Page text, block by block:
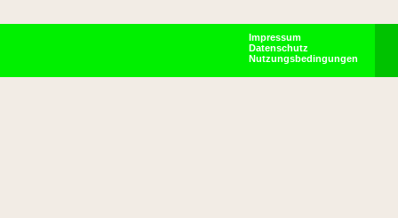
Impressum
Datenschutz
Nutzungsbedingungen